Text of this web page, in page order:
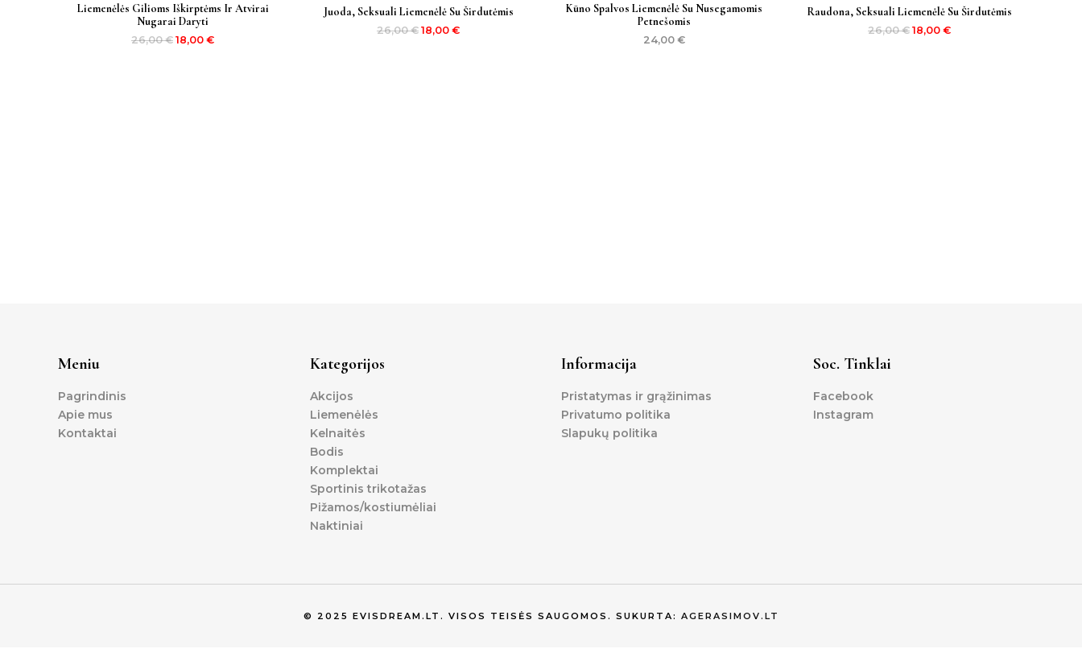
Liemenėlės Gilioms Iškirptėms Ir Atvirai
Nugarai Daryti
26,00€ 18,00 €
Juoda, Seksuali Liemenėlė Su Širdutėmis
26,00€ 18,00 €
Kūno Spalvos Liemenėlė Su Nusegamomis
Petnešomis
24,00 €
Raudona, Seksuali Liemenėlė Su Širdutėmis
26,00€ 18,00 €
Meniu
Pagrindinis
Apie mus
Kontaktai
Kategorijos
Akcijos
Liemenėlės
Kelnaitės
Bodis
Komplektai
Sportinis trikotažas
Pižamos/kostiumėliai
Naktiniai
Informacija
Pristatymas ir grąžinimas
Privatumo politika
Slapukų politika
Soc. Tinklai
Facebook
Instagram
© 2025 EVISDREAM.LT. VISOS TEISĖS SAUGOMOS. SUKURTA: AGERASIMOV.LT